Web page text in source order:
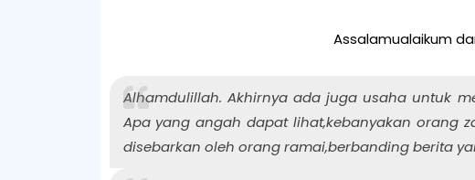
Assalamualaikum
Alhamdulillah. Akhirnya ada juga usaha untuk
Apa yang angah dapat lihat,kebanyakan orang
disebarkan oleh orang ramai,berbanding berita